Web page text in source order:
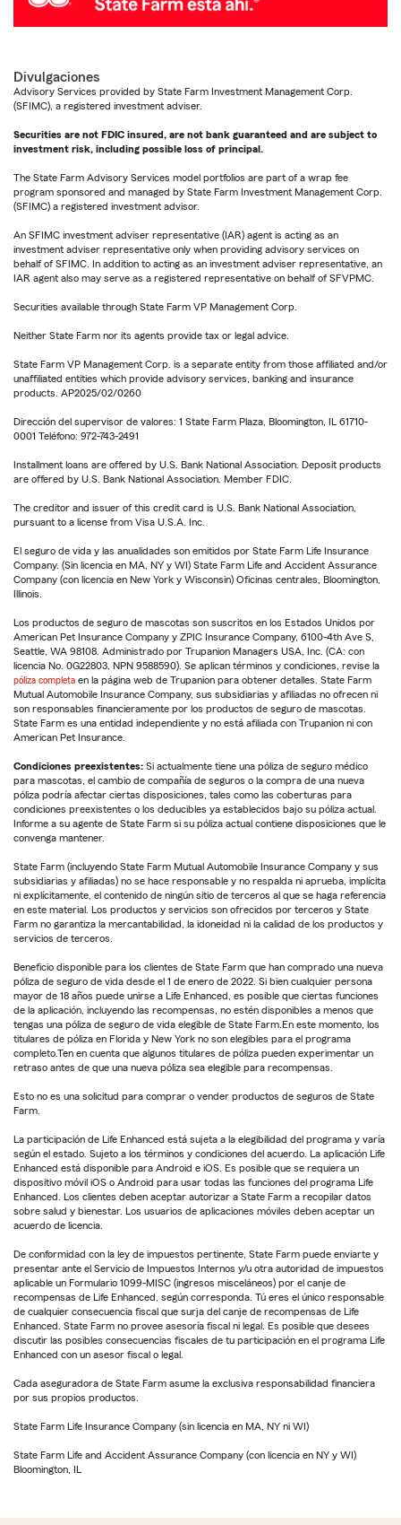
Divulgaciones
Advisory Services provided by State Farm Investment Management Corp.
(SFIMC), a registered investment adviser.
Securities are not FDIC insured, are not bank guaranteed and are subject to
investment risk, including possible loss of principal.
The State Farm Advisory Services model portfolios are part of a wrap fee
program sponsored and managed by State Farm Investment Management Corp.
(SFIMC) a registered investment advisor.
An SFIMC investment adviser representative (IAR) agent is acting as an
investment adviser representative only when providing advisory services on
behalf of SFIMC. In addition to acting as an investment adviser representative, an
IAR agent also may serve as a registered representative on behalf of SFVPMC.
Securities available through State Farm VP Management Corp.
Neither State Farm nor its agents provide tax or legal advice.
State Farm VP Management Corp. is a separate entity from those affiliated and/or
unaffiliated entities which provide advisory services, banking and insurance
products. AP2025/02/0260
Dirección del supervisor de valores: 1 State Farm Plaza, Bloomington, IL 61710-
0001 Teléfono: 972-743-2491
Installment loans are offered by U.S. Bank National Association. Deposit products
are offered by U.S. Bank National Association. Member FDIC.
The creditor and issuer of this credit card is U.S. Bank National Association,
pursuant to a license from Visa U.S.A. Inc.
El seguro de vida y las anualidades son emitidos por State Farm Life Insurance
Company. (Sin licencia en MA, NY y WI) State Farm Life and Accident Assurance
Company (con licencia en New York y Wisconsin) Oficinas centrales, Bloomington,
Illinois.
Los productos de seguro de mascotas son suscritos en los Estados Unidos por
American Pet Insurance Company y ZPIC Insurance Company, 6100-4th Ave S,
Seattle, WA 98108. Administrado por Trupanion Managers USA, Inc. (CA: con
licencia No. 0G22803, NPN 9588590). Se aplican términos y condiciones, revise la
póliza completa en la página web de Trupanion para obtener detalles. State Farm
Mutual Automobile Insurance Company, sus subsidiarias y afiliadas no ofrecen ni
son responsables financieramente por los productos de seguro de mascotas.
State Farm es una entidad independiente y no está afiliada con Trupanion ni con
American Pet Insurance.
Condiciones preexistentes: Si actualmente tiene una póliza de seguro médico
para mascotas, el cambio de compañía de seguros o la compra de una nueva
póliza podría afectar ciertas disposiciones, tales como las coberturas para
condiciones preexistentes o los deducibles ya establecidos bajo su póliza actual.
Informe a su agente de State Farm si su póliza actual contiene disposiciones que le
convenga mantener.
State Farm (incluyendo State Farm Mutual Automobile Insurance Company y sus
subsidiarias y afiliadas) no se hace responsable y no respalda ni aprueba, implícita
ni explícitamente, el contenido de ningún sitio de terceros al que se haga referencia
en este material. Los productos y servicios son ofrecidos por terceros y State
Farm no garantiza la mercantabilidad, la idoneidad ni la calidad de los productos y
servicios de terceros.
Beneficio disponible para los clientes de State Farm que han comprado una nueva
póliza de seguro de vida desde el 1 de enero de 2022. Si bien cualquier persona
mayor de 18 años puede unirse a Life Enhanced, es posible que ciertas funciones
de la aplicación, incluyendo las recompensas, no estén disponibles a menos que
tengas una póliza de seguro de vida elegible de State Farm.En este momento, los
titulares de póliza en Florida y New York no son elegibles para el programa
completo.Ten en cuenta que algunos titulares de póliza pueden experimentar un
retraso antes de que una nueva póliza sea elegible para recompensas.
Esto no es una solicitud para comprar o vender productos de seguros de State
Farm.
La participación de Life Enhanced está sujeta a la elegibilidad del programa y varía
según el estado. Sujeto a los términos y condiciones del acuerdo. La aplicación Life
Enhanced está disponible para Android e iOS. Es posible que se requiera un
dispositivo móvil iOS o Android para usar todas las funciones del programa Life
Enhanced. Los clientes deben aceptar autorizar a State Farm a recopilar datos
sobre salud y bienestar. Los usuarios de aplicaciones móviles deben aceptar un
acuerdo de licencia.
De conformidad con la ley de impuestos pertinente, State Farm puede enviarte y
presentar ante el Servicio de Impuestos Internos y/u otra autoridad de impuestos
aplicable un Formulario 1099-MISC (ingresos misceláneos) por el canje de
recompensas de Life Enhanced, según corresponda. Tú eres el único responsable
de cualquier consecuencia fiscal que surja del canje de recompensas de Life
Enhanced. State Farm no provee asesoría fiscal ni legal. Es posible que desees
discutir las posibles consecuencias fiscales de tu participación en el programa Life
Enhanced con un asesor fiscal o legal.
Cada aseguradora de State Farm asume la exclusiva responsabilidad financiera
por sus propios productos.
State Farm Life Insurance Company (sin licencia en MA, NY ni WI)
State Farm Life and Accident Assurance Company (con licencia en NY y WI)
Bloomington, IL